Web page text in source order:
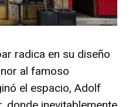
radica en su diseño
al famoso
el espacio, Adolf